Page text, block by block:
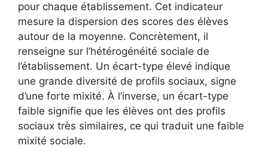
pour chaque établissement. Cet indicateur
mesure la dispersion des scores des élèves
autour de la moyenne. Concrètement, il
renseigne sur l’hétérogénéité sociale de
l’établissement. Un écart-type élevé indique
une grande diversité de profils sociaux, signe
d’une forte mixité. À l’inverse, un écart-type
faible signifie que les élèves ont des profils
sociaux très similaires, ce qui traduit une faible
mixité sociale.